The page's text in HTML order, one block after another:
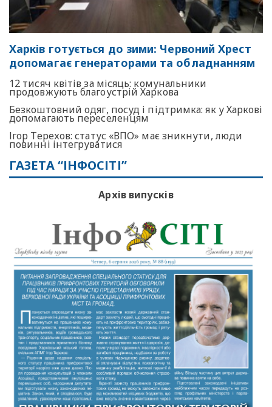
Харків готується до зими: Червоний Хрест
допомагає генераторами та обладнанням
12 тисяч квітів за місяць: комунальники
продовжують благоустрій Харкова
Безкоштовний одяг, посуд і підтримка: як у Харкові
допомагають переселенцям
Ігор Терехов: статус «ВПО» має зникнути, люди
повинні інтегруватися
ГАЗЕТА “ІНФОСІТІ”
Архів випусків